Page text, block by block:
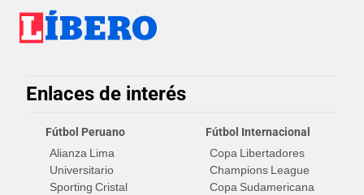
Enlaces de interés
Fútbol Peruano
Alianza Lima
Universitario
Sporting Cristal
Fútbol Internacional
Copa Libertadores
Champions League
Copa Sudamericana